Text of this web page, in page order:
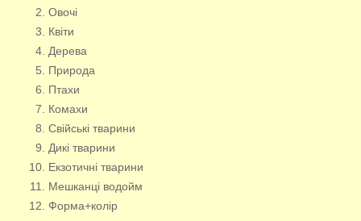
Овочі
Квіти
Дерева
Природа
Птахи
Комахи
Свійські тварини
Дикі тварини
Екзотичні тварини
Мешканці водойм
Форма+колір